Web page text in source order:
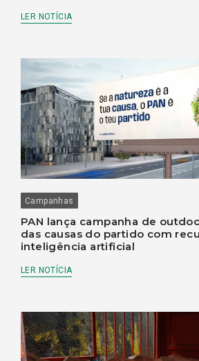
LER NOTÍCIA
Campanhas
PAN lança campanha de
das causas do partido com
inteligência artificial
LER NOTÍCIA